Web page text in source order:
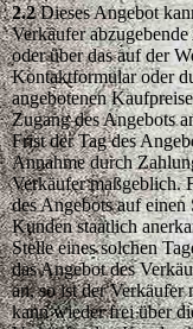
2.2Dieses Angebot
Verkäufer
oder über das auf der
Kontaktformular oder
angebotenen
Zugang des Angebots
Frist der Tag des
Annahme durch
Verkäufer maßgeblich.
des Angebots auf einen
Kunden staatlich
Stelle eines solchen
das Angebot des
an, so ist der Verkäufer
kann wieder frei über